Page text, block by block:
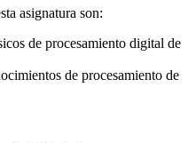
asignatura son:
de procesamiento digital de
de procesamiento de